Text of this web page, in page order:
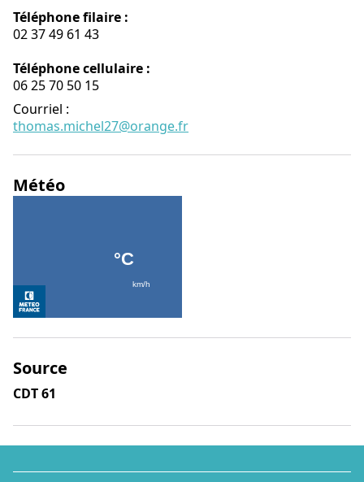
Téléphone filaire :
02 37 49 61 43
Téléphone cellulaire :
06 25 70 50 15
Courriel :
thomas.michel27@orange.fr
Météo
Source
CDT 61